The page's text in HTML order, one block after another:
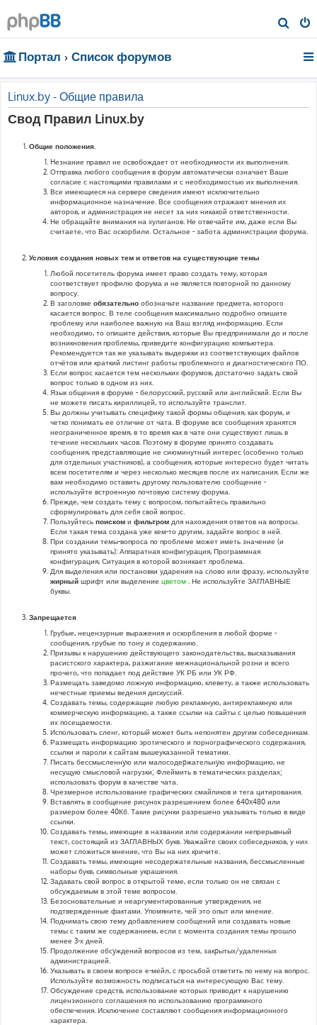
о
Портал Список форумов
Linux.by - Общие правила
Свод Правил Linux.by
Общие положения.
Hезнание правил не освобождает от необходимости их выполнения.
Отправка любого сообщения в форум автоматически означает Ваше
согласие с настоящими правилами и с необходимостью их выполнения.
Все имеющиеся на сервере сведения имеют исключительно
информационное назначение. Все сообщения отражают мнения их
авторов, и администрация не несет за них никакой ответственности.
Не обращайте внимания на хулиганов. Не отвечайте им, даже если Вы
считаете, что Вас оскорбили. Остальное - забота администрации форума.
Условия создания новых тем и ответов на существующие темы
Любой посетитель форума имеет право создать тему, которая
соответствует профилю форума и не является повторной по данному
вопросу.
В заголовке обязательно обозначьте название предмета, которого
касается вопрос. В теле сообщения максимально подробно опишите
проблему или наиболее важную на Ваш взгляд информацию. Если
необходимо, то опишите действия, которые Вы предпринимали до и после
возникновения проблемы, приведите конфигурацию компьютера.
Рекомендуется так же указывать выдержки из соответствующих файлов
отчётов или краткий листинг работы проблемного и диагностического ПО.
Если вопрос касается тем нескольких форумов, достаточно задать свой
вопрос только в одном из них.
Язык общения в форуме - белорусский, русский или английский. Если Вы
не можете писать кириллицей, то используйте транслит.
Вы должны учитывать специфику такой формы общения, как форум, и
четко понимать ее отличие от чата. В форуме все сообщения хранятся
неограниченное время, в то время как в чате они существуют лишь в
течение нескольких часов. Поэтому в форуме принято создавать
сообщения, представляющие не сиюминутный интерес (особенно только
для отдельных участников), а сообщения, которые интересно будет читать
всем посетителям и через несколько месяцев после их написания. Если же
вам необходимо оставить другому пользователю сообщение -
используйте встроенную почтовую систему форума.
Прежде, чем создать тему с вопросом, попытайтесь правильно
сформулировать для себя свой вопрос.
Пользуйтесь поиском и фильтром для нахождения ответов на вопросы.
Если такая тема создана уже кем-то другим, задайте вопрос в ней.
При создании темы-вопроса по проблеме может иметь значение (и
принято указывать): Аппаратная конфигурация, Программная
конфигурация, Ситуация в которой возникает проблема.
Для выделения или постановки ударения на слово или фразу, используйте
жирный шрифт или выделение цветом . Не используйте ЗАГЛАВНЫЕ
буквы.
Запрещается
Грубые, нецензурные выражения и оскорбления в любой форме -
сообщения, грубые по тону и содержанию.
Призывы к нарушению действующего законодательства, высказывания
расистского характера, разжигание межнациональной розни и всего
прочего, что попадает под действие УК РБ или УК РФ.
Размещать заведомо ложную информацию, клевету, а также использовать
нечестные приемы ведения дискуссий.
Создавать темы, содержащие любую рекламную, антирекламную или
коммерческую информацию, а также ссылки на сайты с целью повышения
их посещаемости.
Использовать сленг, который может быть непонятен другим собеседникам.
Размещать информацию эротического и порнографического содержания,
ссылки и пароли к сайтам вышеуказанной тематики.
Писать бессмысленнyю или малосодеpжательнyю инфоpмацию, не
несущую смысловой нагрузки; Флеймить в тематических разделах;
использовать форум в качестве чата.
Чрезмерное использование графических смайликов и тега цитирования.
Вставлять в сообщение рисунок разрешением более 640x480 или
размером более 40Кб. Такие рисунки разрешено указывать только в виде
ссылки.
Создавать темы, имеющие в названии или содержании непрерывный
текст, состоящий из ЗАГЛАВНЫХ букв. Уважайте своих собеседников, у них
может сложиться мнение, что Вы на них кричите.
Создавать темы, имеющие несодержательные названия, бессмысленные
наборы букв, символьные украшения.
Задавать свой вопрос в открытой теме, если только он не связан с
обсуждаемым в этой теме вопросом.
Безосновательные и неаргументированные утверждения, не
подтвержденные фактами. Упомяните, чей это опыт или мнение.
Поднимать свою тему добавлением сообщений или создавать новые
темы с таким же содержанием, если с момента создания темы прошло
менее 3-х дней.
Продолжение обсyждений вопросов из тем, закpытых/удаленных
администрацией.
Указывать в своем вопросе е-мейл, с просьбой ответить по нему на вопрос.
Используйте возможность подписаться на интересующую Вас тему.
Обсуждение средств, использование которых приводит к нарушению
лицензионного соглашения по использованию программного
обеспечения. Исключение составляют сообщения информационного
характера.